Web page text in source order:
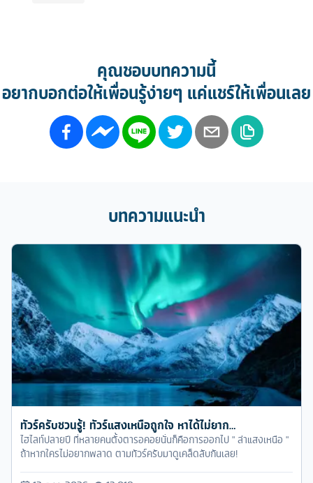
คุณชอบบทความนี้
อยากบอกต่อให้เพื่อนรู้ง่ายๆ แค่แชร์ให้เพื่อนเลย
บทความแนะนำ
ทัวร์ครับชวนรู้! ทัวร์แสงเหนือถูกใจ หาได้ไม่ยาก…
ไฮไลท์ปลายปี ที่หลายคนตั้งตารอคอยนั่นก็คือการออกไป " ล่าแสงเหนือ "
ถ้าหากใครไม่อยากพลาด ตามทัวร์ครับมาดูเคล็ดลับกันเลย!